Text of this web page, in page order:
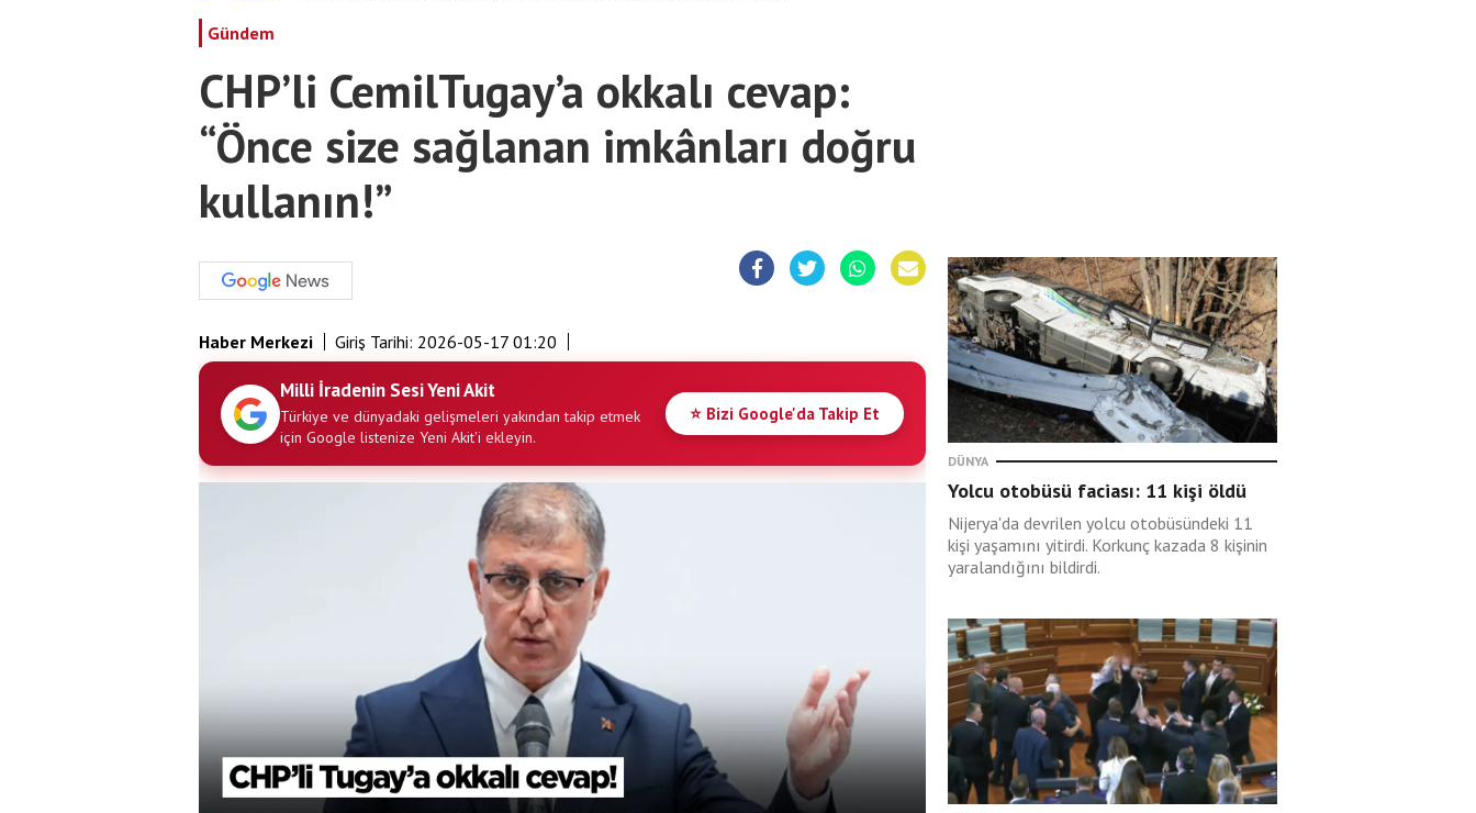
Gündem
CHP’li CemilTugay’a okkalı cevap:
“Önce size sağlanan imkânları doğru
kullanın!”
Haber Merkezi Giriş Tarihi: 2026-05-17 01:20
Milli İradenin Sesi Yeni Akit
Türkiye ve dünyadaki gelişmeleri yakından takip etmek
için Google listenize Yeni Akit'i ekleyin.
⭐ Bizi Google'da Takip Et
DÜNYA
Yolcu otobüsü faciası: 11 kişi öldü
Nijerya'da devrilen yolcu otobüsündeki 11
kişi yaşamını yitirdi. Korkunç kazada 8 kişinin
yaralandığını bildirdi.